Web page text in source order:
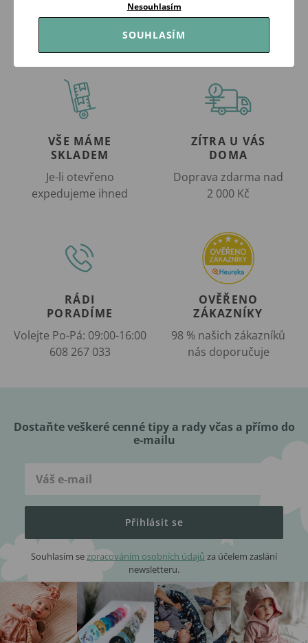
VŠE MÁME
SKLADEM
Je-li otevřeno
expedujeme ihned
ZÍTRA U VÁS
DOMA
Doprava zdarma nad
2 000 Kč
RÁDI
PORADÍME
Volejte Po-Pá: 09:00-16:00
608 267 033
OVĚŘENO
ZÁKAZNÍKY
98 % našich zákazníků
nás doporučuje
Dostaňte veškeré cenné tipy a rady včas a přímo do
e-mailu
Přihlásit se
Souhlasím sezpracováním osobních údajů za účelem zaslání
newsletteru.
Nesouhlasím
SOUHLASÍM